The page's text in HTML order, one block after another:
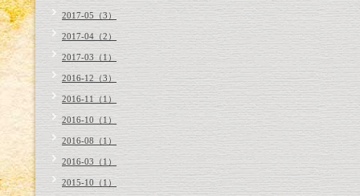
2017-05（3）
2017-04（2）
2017-03（1）
2016-12（3）
2016-11（1）
2016-10（1）
2016-08（1）
2016-03（1）
2015-10（1）